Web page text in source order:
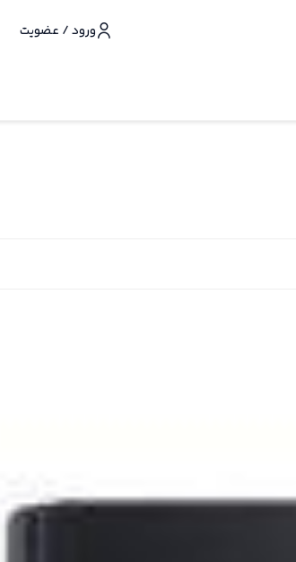
ورود / عضویت